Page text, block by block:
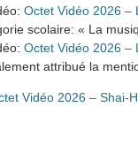
Octet Vidéo 2026 –
scolaire: « La
Octet Vidéo 2026 –
attribué la
Vidéo 2026 – Shai-